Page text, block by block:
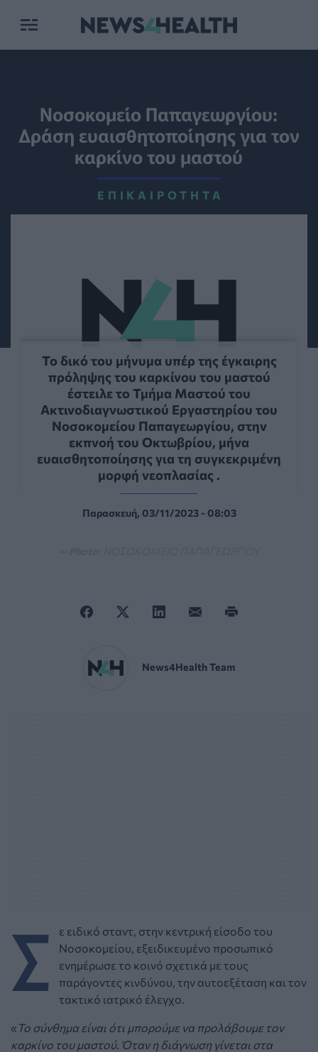
Νοσοκομείο Παπαγεωργίου:
Δράση ευαισθητοποίησης για τον
καρκίνο του μαστού
ΕΠΙΚΑΙΡΌΤΗΤΑ
Το δικό του μήνυμα υπέρ της έγκαιρης
πρόληψης του καρκίνου του μαστού
έστειλε το Τμήμα Μαστού του
Ακτινοδιαγνωστικού Εργαστηρίου του
Νοσοκομείου Παπαγεωργίου, στην
εκπνοή του Οκτωβρίου, μήνα
ευαισθητοποίησης για τη συγκεκριμένη
μορφή νεοπλασίας .
Παρασκευή, 03/11/2023 - 08:03
News4Health Team
Σ
ε ειδικό σταντ, στην κεντρική είσοδο του
Νοσοκομείου, εξειδικευμένο προσωπικό
ενημέρωσε το κοινό σχετικά με τους
παράγοντες κινδύνου, την αυτοεξέταση και τον
τακτικό ιατρικό έλεγχο.
« Το σύνθημα είναι ότι μπορούμε να προλάβουμε τον
καρκίνο του μαστού. Όταν η διάγνωση γίνεται στα